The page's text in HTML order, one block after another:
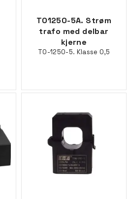
TO1250-5A. Strøm
trafo med delbar
kjerne
TO-1250-5. Klasse 0,5